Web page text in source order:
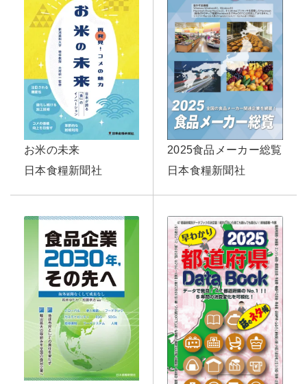
お米の未来
日本食糧新聞社
2025食品メーカー総覧
日本食糧新聞社